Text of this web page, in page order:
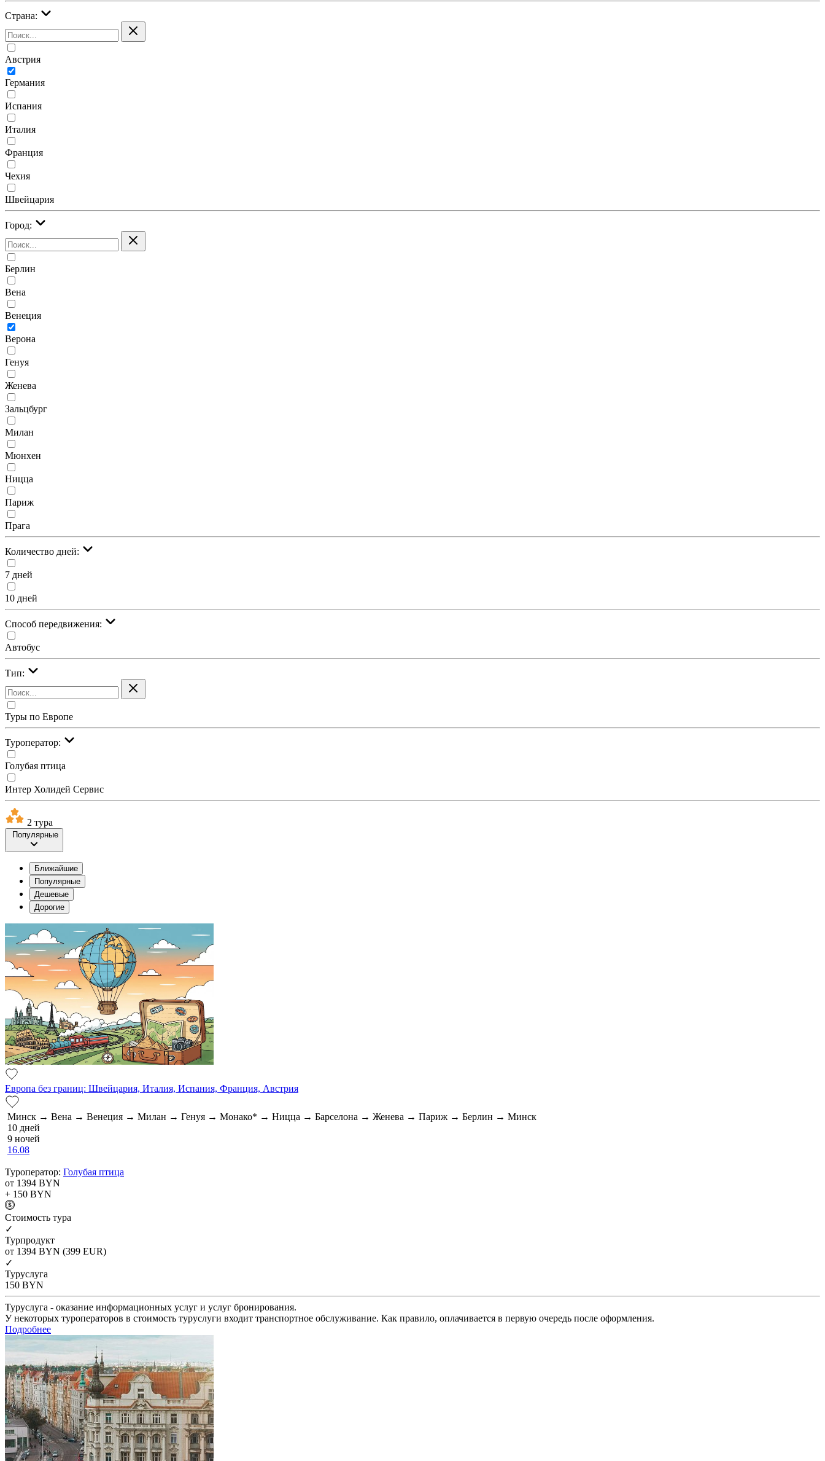
Страна:
Австрия
Германия
Испания
Италия
Франция
Чехия
Швейцария
Город:
Берлин
Вена
Венеция
Верона
Генуя
Женева
Зальцбург
Милан
Мюнхен
Ницца
Париж
Прага
Количество дней:
7 дней
10 дней
Cпособ передвижения:
Автобус
Тип:
Туры по Европе
Туроператор:
Голубая птица
Интер Холидей Сервис
2 тура
Популярные
Ближайшие
Популярные
Дешевые
Дорогие
Европа без границ: Швейцария, Италия, Испания, Франция, Австрия
Минск → Вена → Венеция → Милан → Генуя → Монако* → Ницца → Барселона → Женева → Париж → Берлин → Минск
10 дней
9 ночей
16.08
Туроператор: Голубая птица
от 1394 BYN
+ 150 BYN
Cтоимость тура
✓
Турпродукт
от 1394 BYN (399 EUR)
✓
Туруслуга
150 BYN
Туруслуга - оказание информационных услуг и услуг бронирования.
У некоторых туроператоров в стоимость туруслуги входит транспортное обслуживание. Как правило, оплачивается в первую очередь после оформления.
Подробнее